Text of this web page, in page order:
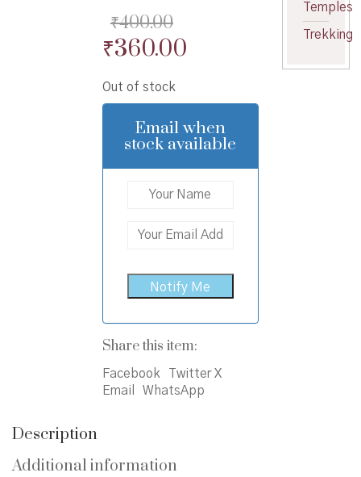
₹400.00
Original
was:
₹400.00.
₹360.00Current
is:
₹360.00.
Out of stock
Email when
stock available
Share this item:
Facebook
Twitter X
Email
WhatsApp
Description
Additional information
Temples
Trekking